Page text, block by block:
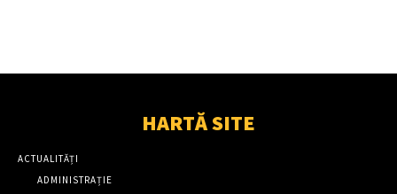
HARTĂ SITE
ACTUALITĂȚI
ADMINISTRAȚIE